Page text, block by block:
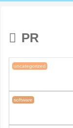
PR
uncategorized
software